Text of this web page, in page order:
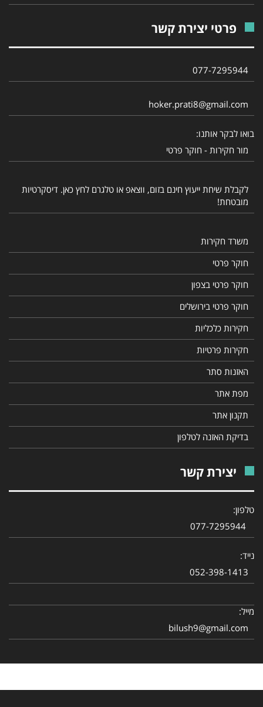
פרטי יצירת קשר
077-7295944‎
hoker.prati8@gmail.com
בואו לבקר אותנו:
מור חקירות - חוקר פרטי
לקבלת שיחת ייעוץ חינם בזום, ווצאפ או טלגרם לחץ כאן. דיסקרטיות
מובטחת!
משרד חקירות
חוקר פרטי
חוקר פרטי בצפון
חוקר פרטי בירושלים
חקירות כלכליות
חקירות פרטיות
האזנות סתר
מפת אתר
תקנון אתר
בדיקת האזנה לטלפון
יצירת קשר
טלפון:
077-7295944
נייד:
052-398-1413
מייל:
bilush9@gmail.com